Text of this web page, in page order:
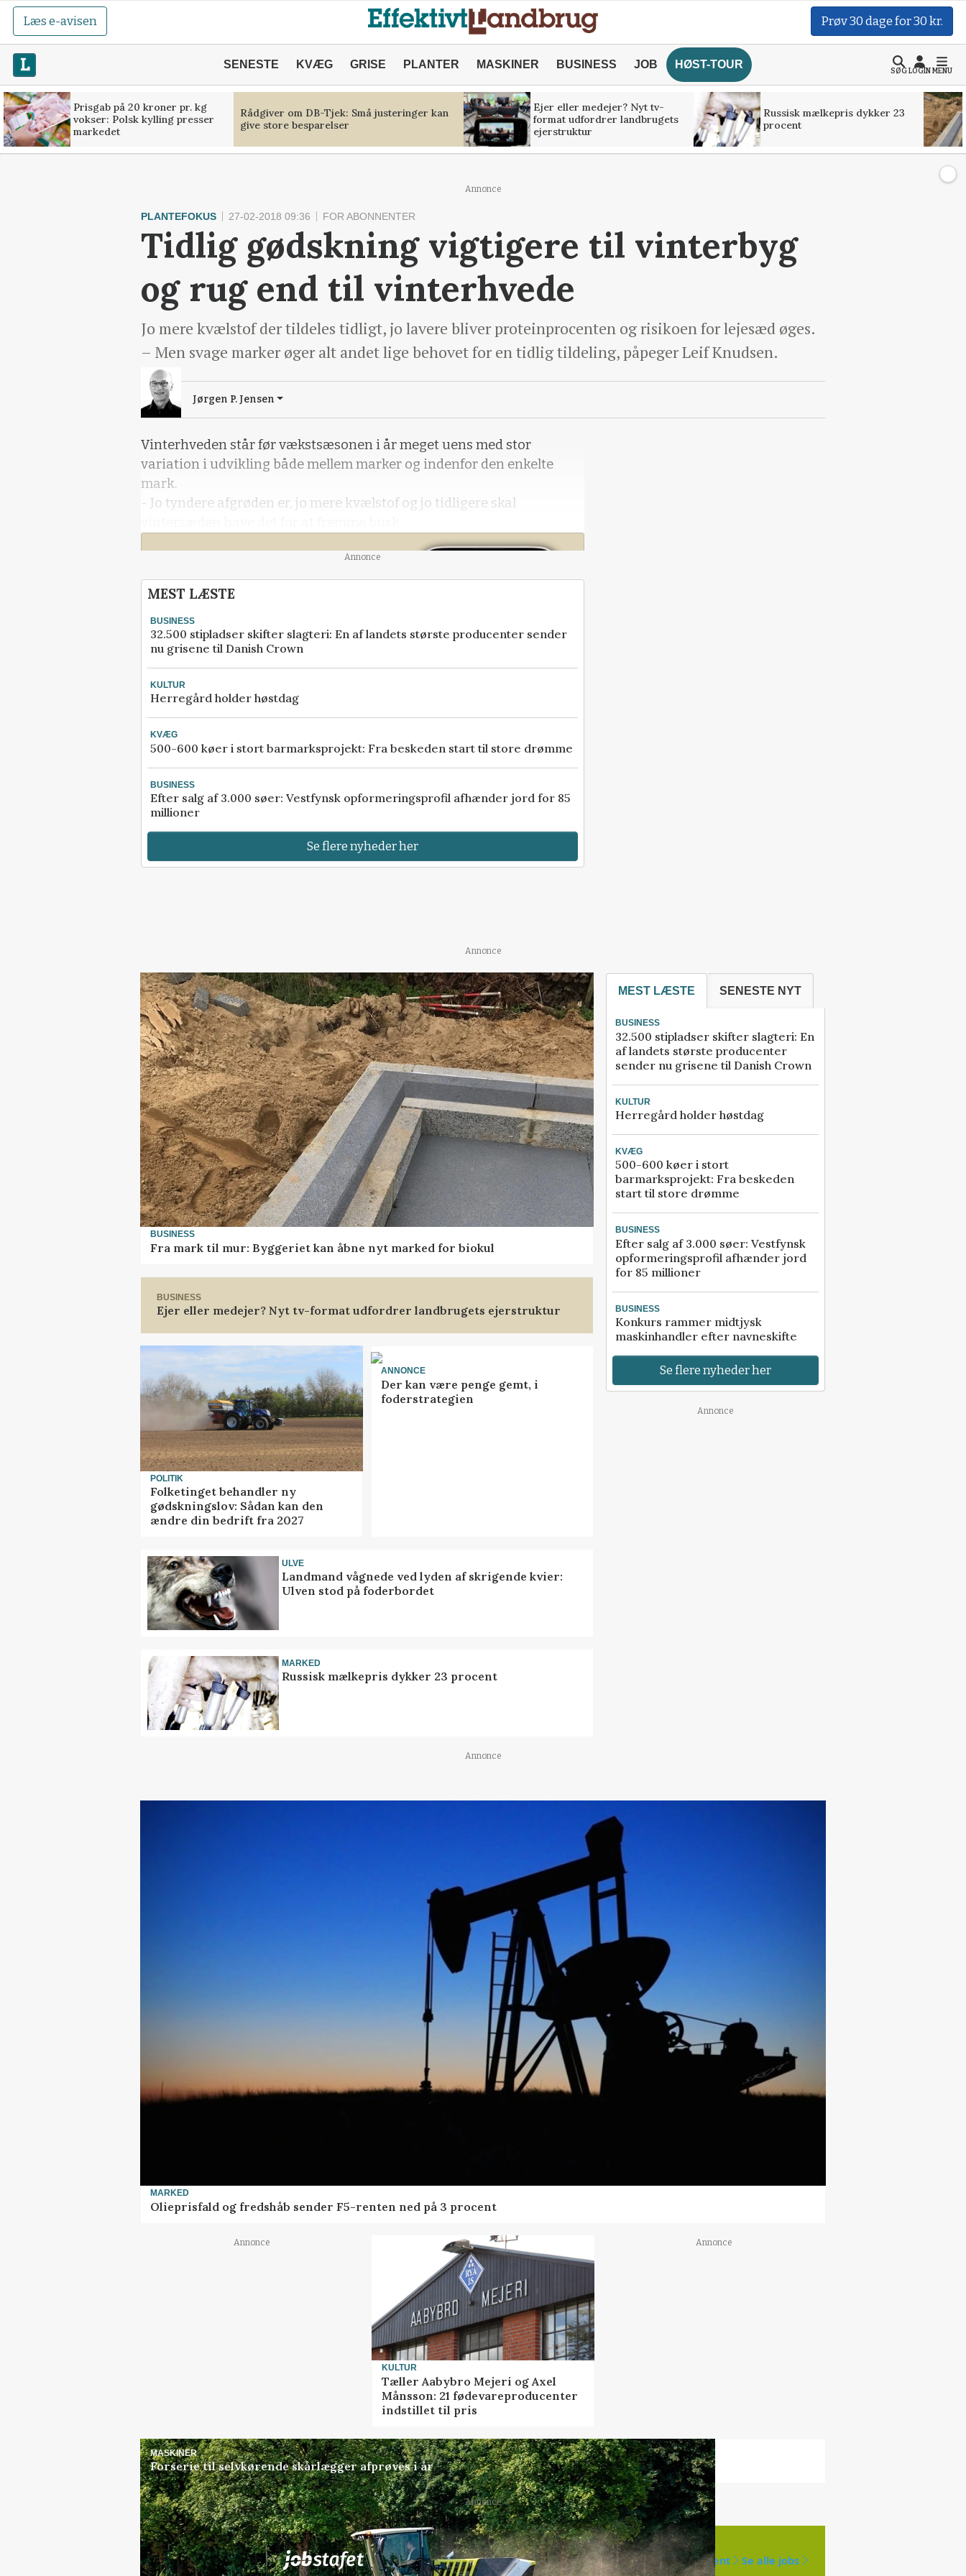
Læs e-avisen Prøv 30 dage for 30 kr.
SENESTE KVÆG GRISE PLANTER MASKINER BUSINESS JOB HØST-TOUR
SØGLOGINMENU
Prisgab på 20 kroner pr. kg
vokser: Polsk kylling presser
markedet
Rådgiver om DB-Tjek: Små justeringer kan
give store besparelser
Ejer eller medejer? Nyt tv-
format udfordrer landbrugets
ejerstruktur
Russisk mælkepris dykker 23
procent
Annonce
PLANTEFOKUS 27-02-2018 09:36 FOR ABONNENTER
Tidlig gødskning vigtigere til vinterbyg
og rug end til vinterhvede
Jo mere kvælstof der tildeles tidligt, jo lavere bliver proteinprocenten og risikoen for lejesæd øges.
– Men svage marker øger alt andet lige behovet for en tidlig tildeling, påpeger Leif Knudsen.
Jørgen P. Jensen
Vinterhveden står før vækstsæsonen i år meget uens med stor
variation i udvikling både mellem marker og indenfor den enkelte
mark.
- Jo tyndere afgrøden er, jo mere kvælstof og jo tidligere skal
Kære læser, denne artikel fra
Kvalitetsjournalistik kræver
research, ekspertise og adgang til
relevante kilder.
Men vi vil rigtig gerne tilbyde dig et
digitalt abonnement i 30 dage for
kun 30 kroner.
Prøv 30 dage for 30 kr
Annonce
MEST LÆSTE
BUSINESS
32.500 stipladser skifter slagteri: En af landets største producenter sender
nu grisene til Danish Crown
KULTUR
Herregård holder høstdag
KVÆG
500-600 køer i stort barmarksprojekt: Fra beskeden start til store drømme
BUSINESS
Efter salg af 3.000 søer: Vestfynsk opformeringsprofil afhænder jord for 85
millioner
Se flere nyheder her
Annonce
BUSINESS
Fra mark til mur: Byggeriet kan åbne nyt marked for biokul
BUSINESS
Ejer eller medejer? Nyt tv-format udfordrer landbrugets ejerstruktur
POLITIK
Folketinget behandler ny
gødskningslov: Sådan kan den
ændre din bedrift fra 2027
ANNONCE
Der kan være penge gemt, i
foderstrategien
ULVE
Landmand vågnede ved lyden af skrigende kvier:
Ulven stod på foderbordet
MARKED
Russisk mælkepris dykker 23 procent
MEST LÆSTE SENESTE NYT
BUSINESS
32.500 stipladser skifter slagteri: En
af landets største producenter
sender nu grisene til Danish Crown
KULTUR
Herregård holder høstdag
KVÆG
500-600 køer i stort
barmarksprojekt: Fra beskeden
start til store drømme
BUSINESS
Efter salg af 3.000 søer: Vestfynsk
opformeringsprofil afhænder jord
for 85 millioner
BUSINESS
Konkurs rammer midtjysk
maskinhandler efter navneskifte
Se flere nyheder her
Annonce
Annonce
MARKED
Olieprisfald og fredshåb sender F5-renten ned på 3 procent
Annonce
KULTUR
Tæller Aabybro Mejeri og Axel
Månsson: 21 fødevareproducenter
indstillet til pris
Annonce
MASKINER
Forserie til selvkørende skårlægger afprøves i år
Annonce
Jobsi samarbejde med 77ledige stillinger Opret agent Se alle jobs